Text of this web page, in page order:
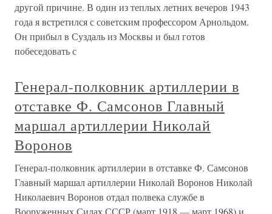
другой причине. В один из теплых летних вечеров 1943
года я встретился с советским профессором Арнольдом.
Он прибыл в Суздаль из Москвы и был готов
побеседовать с
Генерал-полковник артиллерии в
отставке Ф. Самсонов Главный
маршал артиллерии Николай
Воронов
Генерал-полковник артиллерии в отставке Ф. Самсонов
Главный маршал артиллерии Николай Воронов Николай
Николаевич Воронов отдал полвека службе в